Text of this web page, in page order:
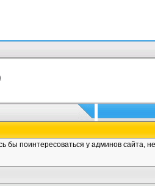
бы поинтересоваться у админов сайта,